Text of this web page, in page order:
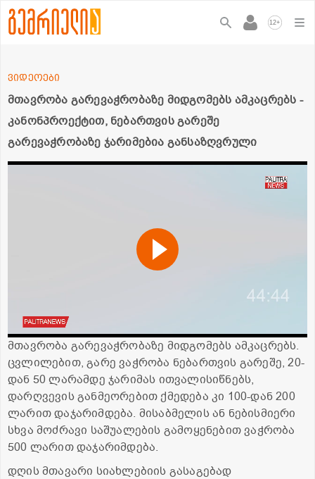
12+
მთავრობა გარევაჭრობაზე მიდგომებს ამკაცრებს -
კანონპროექტით, ნებართვის გარეშე
გარევაჭრობაზე ჯარიმებია განსაზღვრული
ვიდეოები
მთავრობა გარევაჭრობაზე მიდგომებს ამკაცრებს.
ცვლილებით, გარე ვაჭრობა ნებართვის გარეშე, 20-
დან 50 ლარამდე ჯარიმას ითვალისიწნებს,
დარღვევის განმეორებით ქმედება კი 100-დან 200
ლარით დაჯარიმდება. მისაბმელის ან ნებისმიერი
სხვა მოძრავი საშუალების გამოყენებით ვაჭრობა
500 ლარით დაჯარიმდება.
დღის მთავარი სიახლებიის გასაგებად